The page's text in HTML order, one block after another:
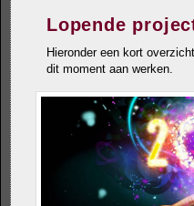
Lopende
Hieronder een kort
dit moment aan werken.